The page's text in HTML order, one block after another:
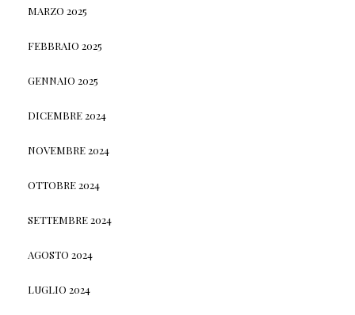
MARZO 2025
FEBBRAIO 2025
GENNAIO 2025
DICEMBRE 2024
NOVEMBRE 2024
OTTOBRE 2024
SETTEMBRE 2024
AGOSTO 2024
LUGLIO 2024